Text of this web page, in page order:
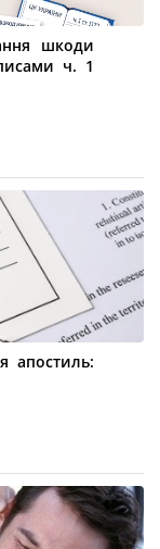
шкоди
ч. 1
апостиль: